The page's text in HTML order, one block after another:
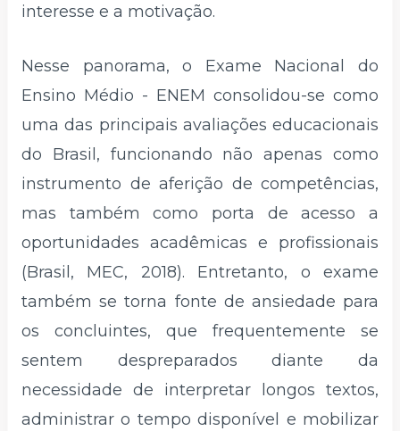
interesse e a motivação.
Nesse panorama, o Exame Nacional do
Ensino Médio - ENEM consolidou-se como
uma das principais avaliações educacionais
do Brasil, funcionando não apenas como
instrumento de aferição de competências,
mas também como porta de acesso a
oportunidades acadêmicas e profissionais
(Brasil, MEC, 2018). Entretanto, o exame
também se torna fonte de ansiedade para
os concluintes, que frequentemente se
sentem despreparados diante da
necessidade de interpretar longos textos,
administrar o tempo disponível e mobilizar